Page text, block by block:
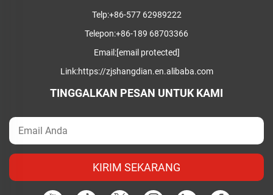
Telp:+86-577 62989222
Telepon:+86-189 68703366
Email:[email protected]
Link:https://zjshangdian.en.alibaba.com
TINGGALKAN PESAN UNTUK KAMI
KIRIM SEKARANG